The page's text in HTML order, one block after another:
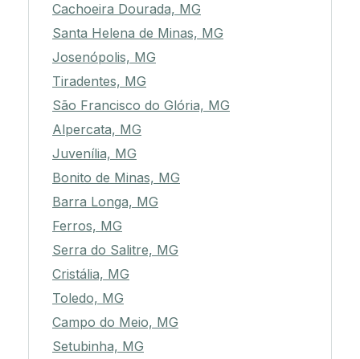
Cachoeira Dourada, MG
Santa Helena de Minas, MG
Josenópolis, MG
Tiradentes, MG
São Francisco do Glória, MG
Alpercata, MG
Juvenília, MG
Bonito de Minas, MG
Barra Longa, MG
Ferros, MG
Serra do Salitre, MG
Cristália, MG
Toledo, MG
Campo do Meio, MG
Setubinha, MG